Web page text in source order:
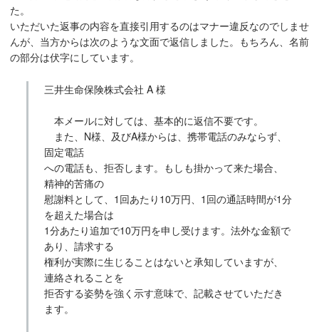
た。
いただいた返事の内容を直接引用するのはマナー違反なのでしませ
んが、当方からは次のような文面で返信しました。もちろん、名前
の部分は伏字にしています。
三井生命保険株式会社 A 様
本メールに対しては、基本的に返信不要です。
また、N様、及びA様からは、携帯電話のみならず、
固定電話
への電話も、拒否します。もしも掛かって来た場合、
精神的苦痛の
慰謝料として、1回あたり10万円、1回の通話時間が1分
を超えた場合は
1分あたり追加で10万円を申し受けます。法外な金額で
あり、請求する
権利が実際に生じることはないと承知していますが、
連絡されることを
拒否する姿勢を強く示す意味で、記載させていただき
ます。